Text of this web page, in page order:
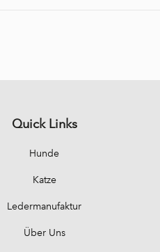
Quick Links
Hunde
Katze
Ledermanufaktur
Über Uns